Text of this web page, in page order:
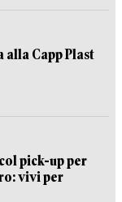
Capp Plast
pick-up per
vivi per